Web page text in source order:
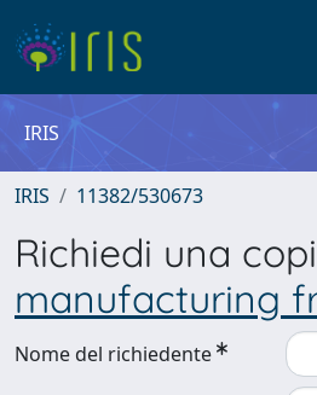
IRIS
IRIS 11382/530673
Richiedi una
manufacturing
Nome del richiedente